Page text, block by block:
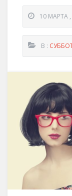
10 МАРТА
В :